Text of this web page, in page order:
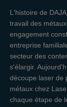
L'histoire de
travail des
engagement
entreprise
secteur des
s'élargir.
découpe laser de
métaux chez
chaque étape de